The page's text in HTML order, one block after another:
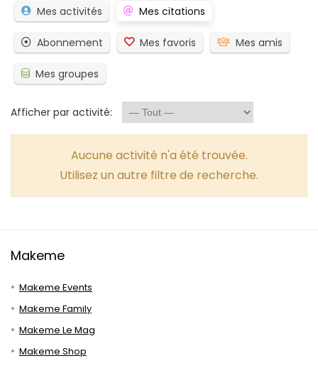
Mes activités Mes citations
Abonnement Mes favoris Mes amis
Mes groupes
Afficher par activité:
Aucune activité n'a été trouvée.
Utilisez un autre filtre de recherche.
Makeme
Makeme Events
Makeme Family
Makeme Le Mag
Makeme Shop